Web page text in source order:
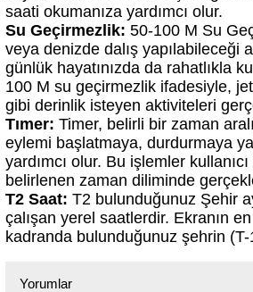
saati okumanıza yardımcı olur.
Su Geçirmezlik: 50-100 M Su
veya denizde dalış yapılabileceği
günlük hayatınızda da rahatlıkla
100 M su geçirmezlik ifadesiyle,
gibi derinlik isteyen aktiviteleri
Tımer: Timer, belirli bir zaman
eylemi başlatmaya, durdurmaya
yardımcı olur. Bu işlemler
belirlenen zaman diliminde
T2 Saat: T2 bulunduğunuz Şehir
çalışan yerel saatlerdir. Ekranın
kadranda bulunduğunuz şehrin
Yorumlar